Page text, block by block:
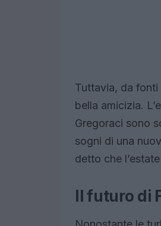
Tuttavia, da fonti
bella amicizia.
Gregoraci sono
sogni di una
detto che
Il futuro